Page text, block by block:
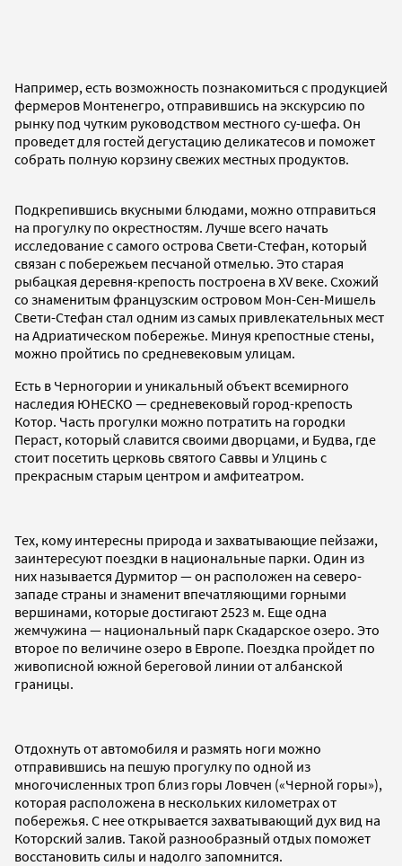
Например, есть возможность познакомиться с продукцией
фермеров Монтенегро, отправившись на экскурсию по
рынку под чутким руководством местного су-шефа. Он
проведет для гостей дегустацию деликатесов и поможет
собрать полную корзину свежих местных продуктов.
Подкрепившись вкусными блюдами, можно отправиться
на прогулку по окрестностям. Лучше всего начать
исследование с самого острова Свети-Стефан, который
связан с побережьем песчаной отмелью. Это старая
рыбацкая деревня-крепость построена в XV веке. Схожий
со знаменитым французским островом Мон-Сен-Мишель
Свети-Стефан стал одним из самых привлекательных мест
на Адриатическом побережье. Минуя крепостные стены,
можно пройтись по средневековым улицам.
Есть в Черногории и уникальный объект всемирного
наследия ЮНЕСКО — средневековый город-крепость
Котор. Часть прогулки можно потратить на городки
Пераст, который славится своими дворцами, и Будва, где
стоит посетить церковь святого Саввы и Улцинь с
прекрасным старым центром и амфитеатром.
Тех, кому интересны природа и захватывающие пейзажи,
заинтересуют поездки в национальные парки. Один из
них называется Дурмитор — он расположен на северо-
западе страны и знаменит впечатляющими горными
вершинами, которые достигают 2523 м. Еще одна
жемчужина — национальный парк Скадарское озеро. Это
второе по величине озеро в Европе. Поездка пройдет по
живописной южной береговой линии от албанской
границы.
Отдохнуть от автомобиля и размять ноги можно
отправившись на пешую прогулку по одной из
многочисленных троп близ горы Ловчен («Черной горы»),
которая расположена в нескольких километрах от
побережья. С нее открывается захватывающий дух вид на
Которский залив. Такой разнообразный отдых поможет
восстановить силы и надолго запомнится.